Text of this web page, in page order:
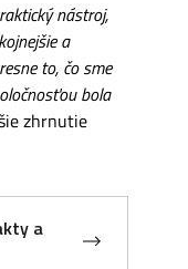
nástroj,
a
to, čo sme
bola
zhrnutie
a